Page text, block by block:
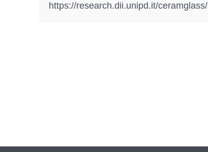
https://research.dii.unipd.it/ceramglass/